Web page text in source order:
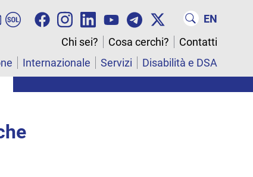
EN
Chi sei?
Cosa cerchi?
Contatti
Internazionale Servizi Disabilità e DSA